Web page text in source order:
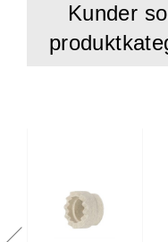
Kunder